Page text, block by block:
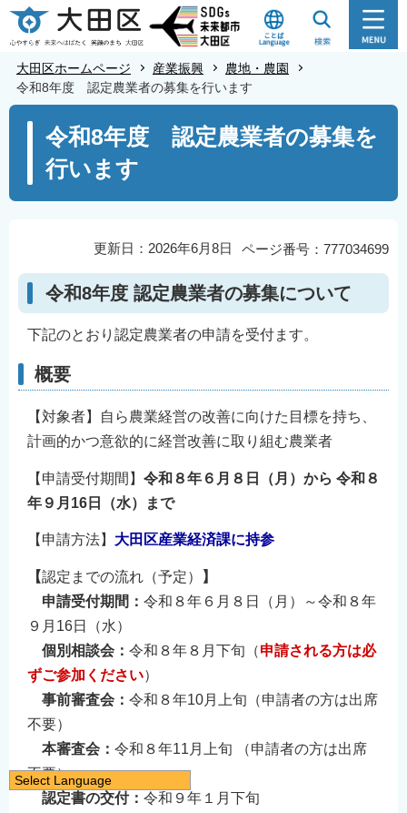
こ
の
ジ
大田区ホームページ 産業振興
農地・農園
令和8年度 認定農業者の募集を行います
令和8年度 認定農業者の募集を
行います
ページ番号：777034699
更新日：2026年6月8日
令和8年度 認定農業者の募集について
下記のとおり認定農業者の申請を受付ます。
概要
【対象者】自ら農業経営の改善に向けた目標を持ち、
計画的かつ意欲的に経営改善に取り組む農業者
【申請受付期間】 令和８年６ 月８日（月） から 令和８
年９月16日（水）まで
【申請方法】 大田区産業経済課に持参
【認定までの流れ（予定）
】
申請受付期間： 令和８年６月８日（月）～令和８年
９月16日（水）
個別相談会： 令和８年８月下旬（申請される方は必
ずご参加ください）
事前審査会： 令和８年10月上旬（申請者の方は出席
不要）
本審査会： 令和８年11月上旬 （申請者の方は出席
不要）
認定書の交付： 令和９年１月下旬
Select Language
日本語